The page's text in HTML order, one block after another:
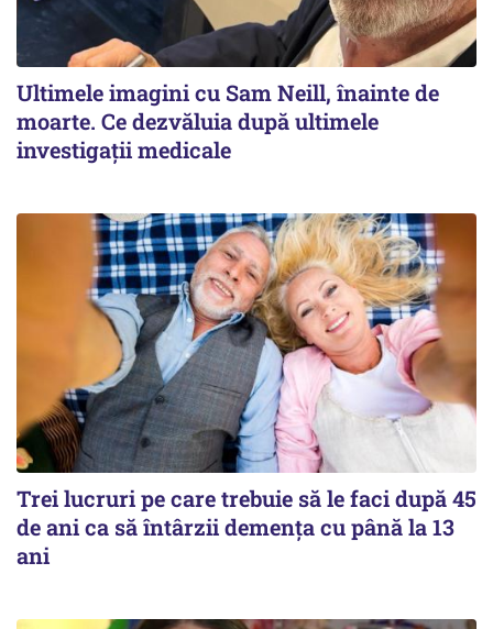
Ultimele imagini cu Sam Neill, înainte de
moarte. Ce dezvăluia după ultimele
investigații medicale
Trei lucruri pe care trebuie să le faci după 45
de ani ca să întârzii demența cu până la 13
ani